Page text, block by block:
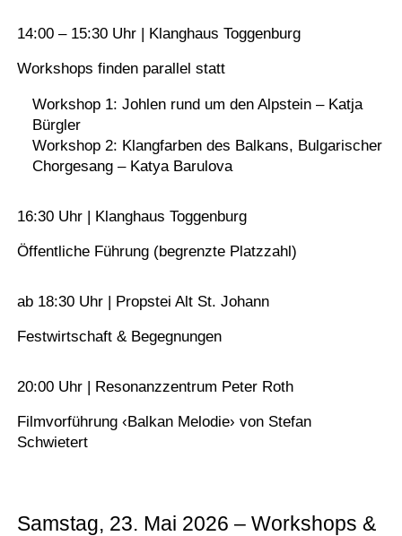
14:00 – 15:30 Uhr | Klanghaus Toggenburg
Workshops finden parallel statt
Workshop 1: Johlen rund um den Alpstein – Katja
Bürgler
Workshop 2: Klangfarben des Balkans, Bulgarischer
Chorgesang – Katya Barulova
16:30 Uhr | Klanghaus Toggenburg
Öffentliche Führung (begrenzte Platzzahl)
ab 18:30 Uhr | Propstei Alt St. Johann
Festwirtschaft & Begegnungen
20:00 Uhr | Resonanzzentrum Peter Roth
Filmvorführung ‹Balkan Melodie› von Stefan
Schwietert
Samstag, 23. Mai 2026 – Workshops &